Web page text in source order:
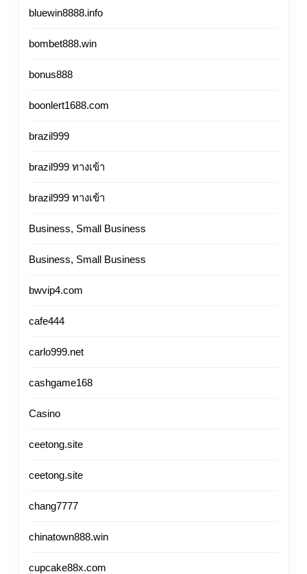
bluewin8888.info
bombet888.win
bonus888
boonlert1688.com
brazil999
brazil999 ทางเข้า
brazil999 ทางเข้า
Business, Small Business
Business, Small Business
bwvip4.com
cafe444
carlo999.net
cashgame168
Casino
ceetong.site
ceetong.site
chang7777
chinatown888.win
cupcake88x.com